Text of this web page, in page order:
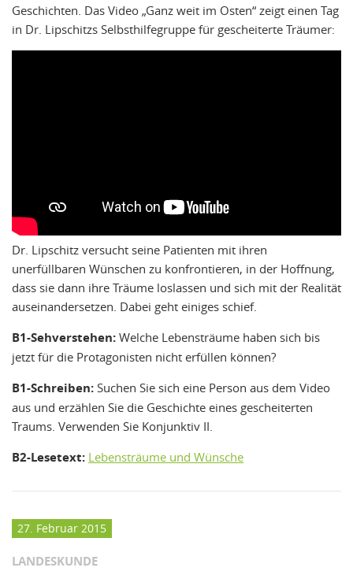
Geschichten. Das Video „Ganz weit im Osten“ zeigt einen Tag
in Dr. Lipschitzs Selbsthilfegruppe für gescheiterte Träumer:
Dr. Lipschitz versucht seine Patienten mit ihren
unerfüllbaren Wünschen zu konfrontieren, in der Hoffnung,
dass sie dann ihre Träume loslassen und sich mit der Realität
auseinandersetzen. Dabei geht einiges schief.
B1-Sehverstehen: Welche Lebensträume haben sich bis
jetzt für die Protagonisten nicht erfüllen können?
B1-Schreiben: Suchen Sie sich eine Person aus dem Video
aus und erzählen Sie die Geschichte eines gescheiterten
Traums. Verwenden Sie Konjunktiv II.
B2-Lesetext: Lebensträume und Wünsche
27. Februar 2015
LANDESKUNDE